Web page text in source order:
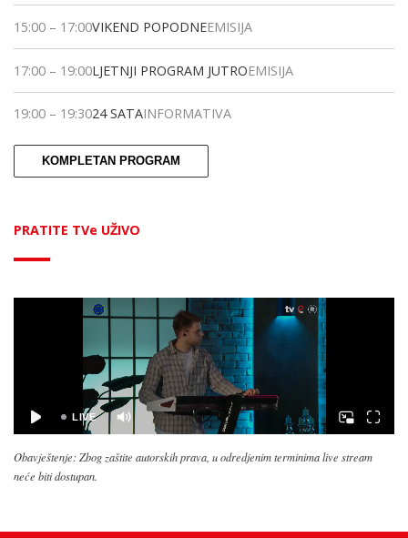
15:00 – 17:00VIKEND POPODNEEMISIJA
17:00 – 19:00LJETNJI PROGRAM JUTROEMISIJA
19:00 – 19:3024 SATAINFORMATIVA
KOMPLETAN PROGRAM
PRATITE TVe UŽIVO
Obavještenje: Zbog zaštite autorskih prava, u odredjenim terminima live stream
neće biti dostupan.